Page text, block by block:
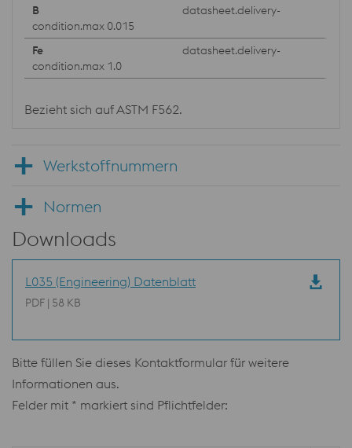
datasheet.delivery-
condition.max 0.015
datasheet.delivery-
condition.max 1.0
Bezieht sich auf ASTM F562.
Werkstoffnummern
Normen
Downloads
L035 (Engineering) Datenblatt
PDF | 58 KB
Bitte füllen Sie dieses Kontaktformular für weitere
Informationen aus.
Felder mit * markiert sind Pflichtfelder: